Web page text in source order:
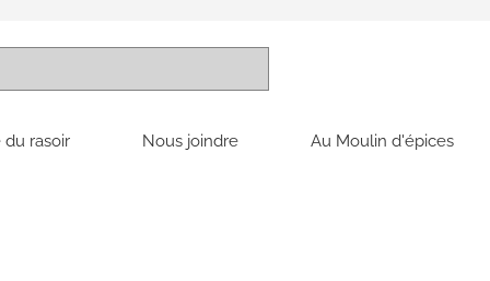
rasoir Nous joindre Au Moulin d'épices